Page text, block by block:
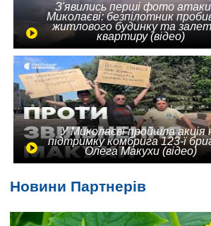
З'явились перші фото
Миколаєві: безпілотник
житлового будинку та
квартиру (відео)
У Миколаєві пройшла акція
підтримку комбрига 123-ї
Олега Макухи (відео)